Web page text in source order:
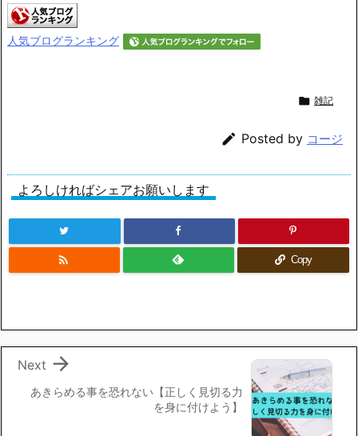
人気ブログランキング
 雑記
 Posted by コージ
よろしければシェアお願いします
 Copy
あきらめる事を恐れない【正しく見切る力
を身に付けよう】

Next